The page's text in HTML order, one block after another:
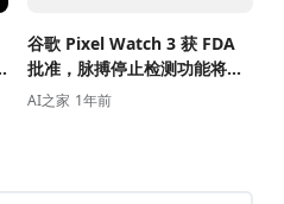
谷歌 Pixel Watch 3 获 FDA
批准，脉搏停止检测功能将于
下月底在美国上线
AI之家 1年前